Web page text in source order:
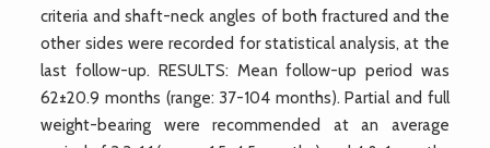
criteria and shaft-neck angles of both fractured and the
other sides were recorded for statistical analysis, at the
last follow-up. RESULTS: Mean follow-up period was
62±20.9 months (range: 37-104 months). Partial and full
weight-bearing were recommended at an average